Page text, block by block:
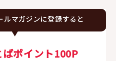
ルマガジンに登録すると
ポイント100P